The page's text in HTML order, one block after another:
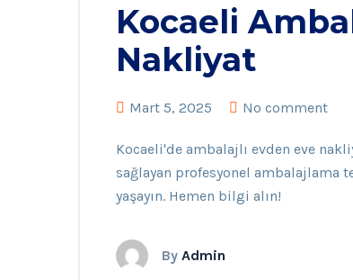
Kocaeli
Nakliyat
Mart 5, 2025 No comment
Kocaeli'de ambalajlı evden eve
sağlayan profesyonel ambalajlama
yaşayın. Hemen bilgi alın!
By Admin